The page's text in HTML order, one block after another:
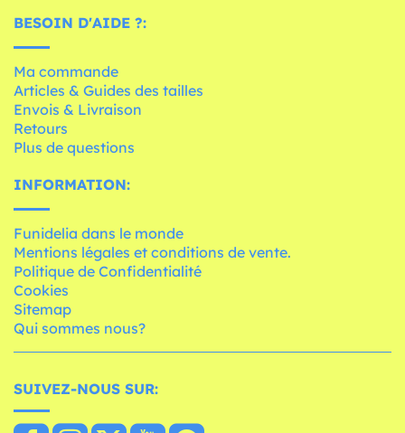
BESOIN D'AIDE ?:
Ma commande
Articles & Guides des tailles
Envois & Livraison
Retours
Plus de questions
INFORMATION:
Funidelia dans le monde
Mentions légales et conditions de vente.
Politique de Confidentialité
Cookies
Sitemap
Qui sommes nous?
SUIVEZ-NOUS SUR: